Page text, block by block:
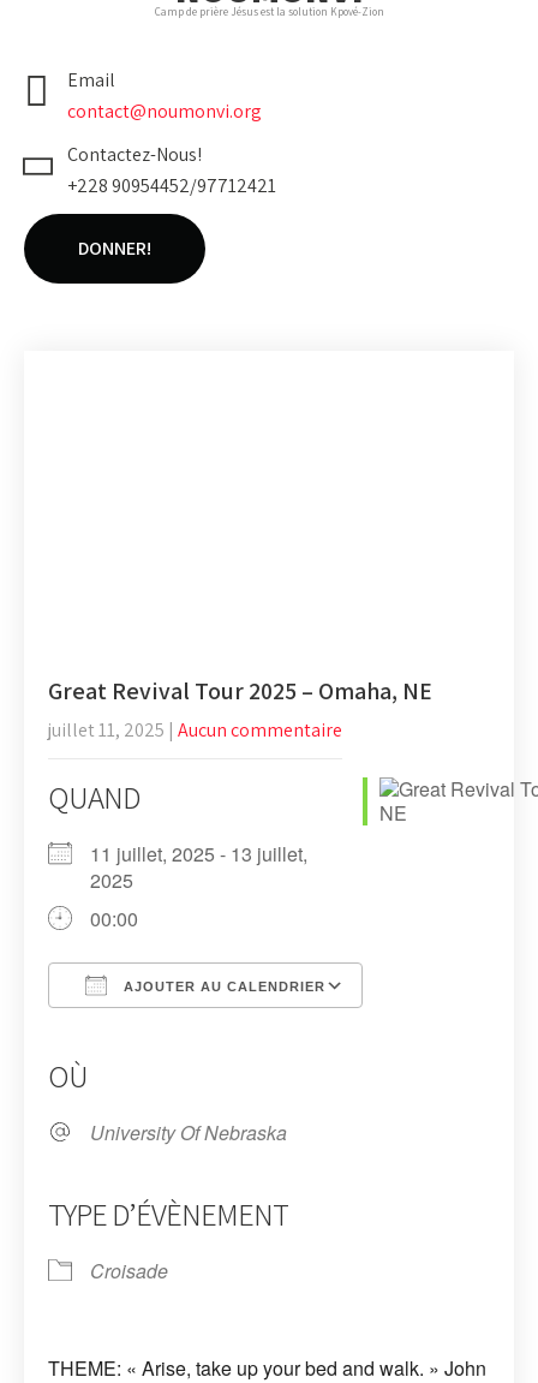
Camp de prière Jésus est la solution Kpové-Zion
Email
contact@noumonvi.org
Contactez-Nous!
+228 90954452/97712421
DONNER!
Great Revival Tour 2025 – Omaha, NE
juillet 11, 2025 | Aucun commentaire
QUAND
11 juillet, 2025 - 13 juillet,
2025
00:00
AJOUTER AU CALENDRIER
OÙ
University Of Nebraska
TYPE D’ÉVÈNEMENT
Croisade
THEME: « Arise, take up your bed and walk. » John